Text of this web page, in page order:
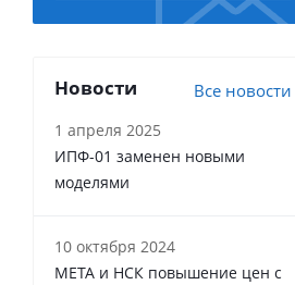
Новости Все новости
1 апреля 2025
ИПФ-01 заменен новыми
моделями
10 октября 2024
МЕТА и НСК повышение цен с